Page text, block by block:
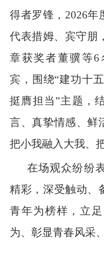
得者罗锋，2026年
代表措姆、宾守朋
章获奖者董骥等
宾，围绕“建功十
挺膺担当”主题，
言、真挚情感、鲜
把小我融入大我、
在场观众纷纷
精彩，深受触动、
青年为榜样，立
为、彰显青春风采